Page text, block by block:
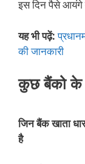
इस दिन पैसे आयंगे
यह भी पढ़ें:
की जानकारी
कुछ बैंको
जिन बैंक खाता
है